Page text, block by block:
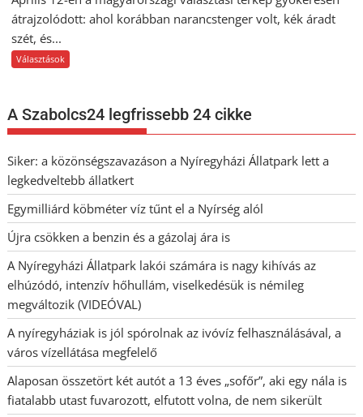
átrajzolódott: ahol korábban narancstenger volt, kék áradt
szét, és...
Választások
A Szabolcs24 legfrissebb 24 cikke
Siker: a közönségszavazáson a Nyíregyházi Állatpark lett a
legkedveltebb állatkert
Egymilliárd köbméter víz tűnt el a Nyírség alól
Újra csökken a benzin és a gázolaj ára is
A Nyíregyházi Állatpark lakói számára is nagy kihívás az
elhúzódó, intenzív hőhullám, viselkedésük is némileg
megváltozik (VIDEÓVAL)
A nyíregyháziak is jól spórolnak az ivóvíz felhasználásával, a
város vízellátása megfelelő
Alaposan összetört két autót a 13 éves „sofőr”, aki egy nála is
fiatalabb utast fuvarozott, elfutott volna, de nem sikerült